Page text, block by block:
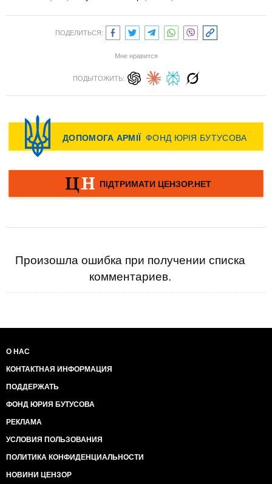
ПОДЕЛИТЬСЯ:
Мне нравится
ПОДЫТОЖИТЬ:
Произошла ошибка при получении списка
комментариев.
О НАС
КОНТАКТНАЯ ИНФОРМАЦИЯ
ПОДДЕРЖАТЬ
ФОНД ЮРИЯ БУТУСОВА
РЕКЛАМА
УСЛОВИЯ ПОЛЬЗОВАНИЯ
ПОЛИТИКА КОНФИДЕНЦИАЛЬНОСТИ
НОВИНИ ЦЕНЗОР